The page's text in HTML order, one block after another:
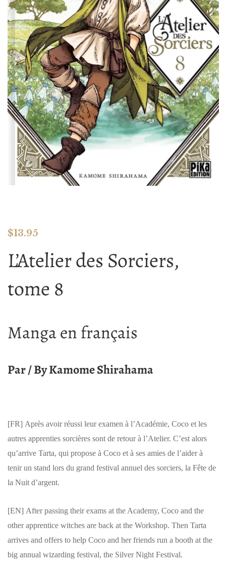
$13.95
L’Atelier des Sorciers,
tome 8
Manga en français
Par / By Kamome Shirahama
[FR] Après avoir réussi leur examen à l’Académie, Coco et les
autres apprenties sorcières sont de retour à l’Atelier. C’est alors
qu’arrive Tarta, qui propose à Coco et à ses amies de l’aider à
tenir un stand lors du grand festival annuel des sorciers, la Fête de
la Nuit d’argent.
[EN] After passing their exams at the Academy, Coco and the
other apprentice witches are back at the Workshop. Then Tarta
arrives and offers to help Coco and her friends run a booth at the
big annual wizarding festival, the Silver Night Festival.